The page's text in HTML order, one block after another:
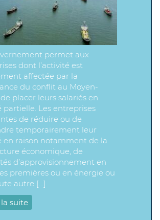
permet aux
dont l’activité est
affectée par la
du conflit au Moyen-
placer leurs salariés en
partielle. Les entreprises
de réduire ou de
temporairement leur
en raison notamment de la
économique, de
d’approvisionnement en
premières ou en énergie ou
autre […]
suite